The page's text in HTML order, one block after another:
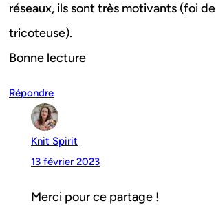
réseaux, ils sont très motivants (foi de
tricoteuse).
Bonne lecture
Répondre
Knit Spirit
13 février 2023
Merci pour ce partage !